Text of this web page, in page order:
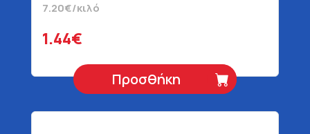
7.20€/κιλό
1.44€
Προσθήκη